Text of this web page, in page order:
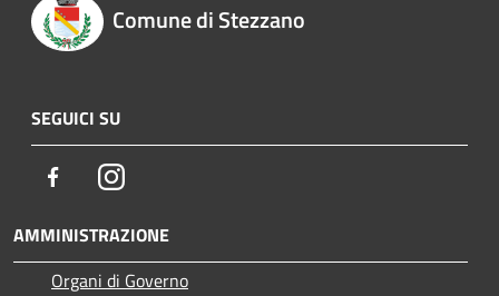
Comune di Stezzano
SEGUICI SU
FacebookInstagram
AMMINISTRAZIONE
Organi di Governo